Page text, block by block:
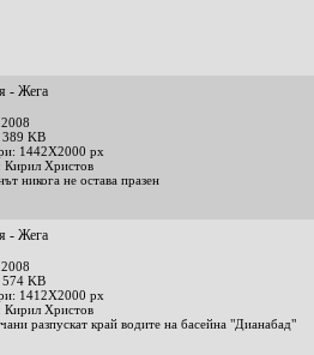
- Жега
389 KB
1442X2000 px
Кирил Христов
никога не остава празен
- Жега
574 KB
1412X2000 px
Кирил Христов
разпускат край водите на басейна "Дианабад"